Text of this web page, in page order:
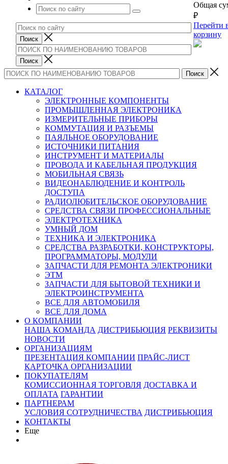
Общая
₽
Перейти
корзину
КАТАЛОГ
ЭЛЕКТРОННЫЕ КОМПОНЕНТЫ
ПРОМЫШЛЕННАЯ ЭЛЕКТРОНИКА
ИЗМЕРИТЕЛЬНЫЕ ПРИБОРЫ
КОММУТАЦИЯ И РАЗЪЕМЫ
ПАЯЛЬНОЕ ОБОРУДОВАНИЕ
ИСТОЧНИКИ ПИТАНИЯ
ИНСТРУМЕНТ И МАТЕРИАЛЫ
ПРОВОДА И КАБЕЛЬНАЯ ПРОДУКЦИЯ
МОБИЛЬНАЯ СВЯЗЬ
ВИДЕОНАБЛЮДЕНИЕ И КОНТРОЛЬ
ДОСТУПА
РАДИОЛЮБИТЕЛЬСКОЕ ОБОРУДОВАНИЕ
СРЕДСТВА СВЯЗИ ПРОФЕССИОНАЛЬНЫЕ
ЭЛЕКТРОТЕХНИКА
УМНЫЙ ДОМ
ТЕХНИКА И ЭЛЕКТРОНИКА
СРЕДСТВА РАЗРАБОТКИ, КОНСТРУКТОРЫ,
ПРОГРАММАТОРЫ, МОДУЛИ
ЗАПЧАСТИ ДЛЯ РЕМОНТА ЭЛЕКТРОНИКИ
ЭТМ
ЗАПЧАСТИ ДЛЯ БЫТОВОЙ ТЕХНИКИ И
ЭЛЕКТРОИНСТРУМЕНТА
ВСЕ ДЛЯ АВТОМОБИЛЯ
ВСЕ ДЛЯ ДОМА
О КОМПАНИИ
НАША КОМАНДА ДИСТРИБЬЮЦИЯ РЕКВИЗИТЫ
НОВОСТИ
ОРГАНИЗАЦИЯМ
ПРЕЗЕНТАЦИЯ КОМПАНИИ ПРАЙС-ЛИСТ
КАРТОЧКА ОРГАНИЗАЦИИ
ПОКУПАТЕЛЯМ
КОМИССИОННАЯ ТОРГОВЛЯ ДОСТАВКА И
ОПЛАТА ГАРАНТИИ
ПАРТНЕРАМ
УСЛОВИЯ СОТРУДНИЧЕСТВА ДИСТРИБЬЮЦИЯ
КОНТАКТЫ
Еще